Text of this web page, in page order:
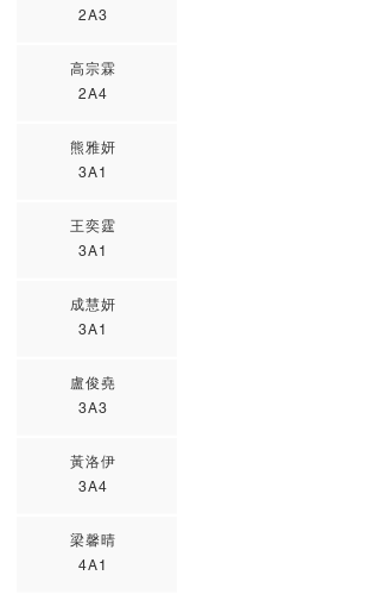
2A3
高宗霖
2A4
熊雅妍
3A1
王奕霆
3A1
成慧妍
3A1
盧俊堯
3A3
黃洛伊
3A4
梁馨晴
4A1